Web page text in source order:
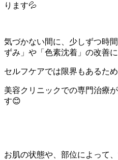
ります💦
気づかない間に、少しずつ時
ずみ」や「色素沈着」の改善
セルフケアでは限界もあるため
美容クリニックでの専門治療
す😊
お肌の状態や、部位によって